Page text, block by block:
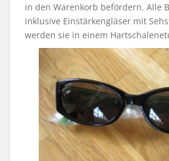
in den Warenkorb befördern. Alle
inklusive Einstärkengläser mit
werden sie in einem